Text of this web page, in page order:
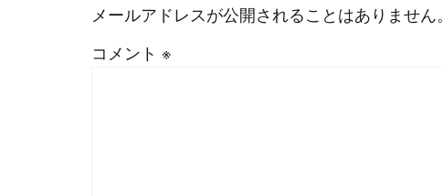
メールアドレスが公開されることはありません。
コメント ※